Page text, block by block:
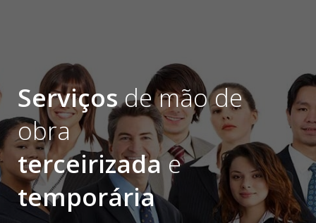
Serviçosde mão de
obra
terceirizadae
temporária